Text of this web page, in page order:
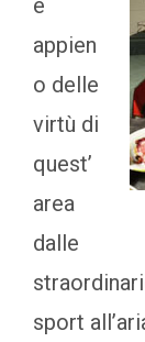
e
appien
o delle
virtù di
quest’
area
dalle
sport